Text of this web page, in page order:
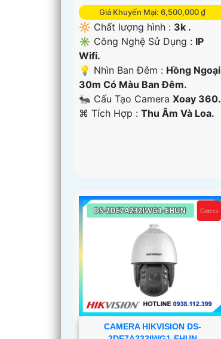
Giá Khuyến Mại: 6,500,000 ₫
🔆 Chất lượng hình : 3k .
✳️ Công Nghệ Sử Dụng : IP
Wifi.
💡 Nhìn Ban Đêm : Hồng Ngoại
30m Có Màu Ban Ðêm.
🐜 Cấu Tạo Camera Xoay 360.
️⌘ Tích Hợp : Thu Âm Và Loa.
CAMERA HIKVISION DS-